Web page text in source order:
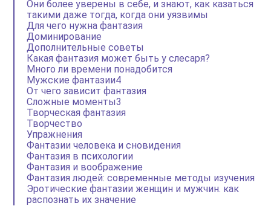
Они более уверены в себе, и знают, как казаться
такими даже тогда, когда они уязвимы
Для чего нужна фантазия
Доминирование
Дополнительные советы
Какая фантазия может быть у слесаря?
Много ли времени понадобится
Мужские фантазии4
От чего зависит фантазия
Сложные моменты3
Творческая фантазия
Творчество
Упражнения
Фантазии человека и сновидения
Фантазия в психологии
Фантазия и воображение
Фантазия людей: современные методы изучения
Эротические фантазии женщин и мужчин. как
распознать их значение